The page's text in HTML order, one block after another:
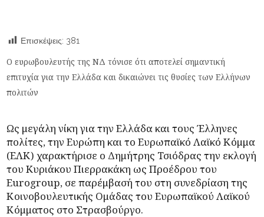
Επισκέψεις: 381
Ο ευρωβουλευτής της ΝΔ τόνισε ότι αποτελεί σημαντική
επιτυχία για την Ελλάδα και δικαιώνει τις θυσίες των Ελλήνων
πολιτών
Ως μεγάλη νίκη για την Ελλάδα και τους Έλληνες
πολίτες, την Ευρώπη και το Ευρωπαϊκό Λαϊκό Κόμμα
(ΕΛΚ) χαρακτήρισε ο Δημήτρης Τσιόδρας την εκλογή
του Κυριάκου Πιερρακάκη ως Προέδρου του
Eurogroup, σε παρέμβασή του στη συνεδρίαση της
Κοινοβουλευτικής Ομάδας του Ευρωπαϊκού Λαϊκού
Κόμματος στο Στρασβούργο.